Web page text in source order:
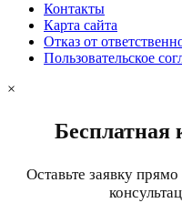
Контакты
Карта сайта
Отказ от
Пользовательское
×
Бесплатная
Оставьте заявку